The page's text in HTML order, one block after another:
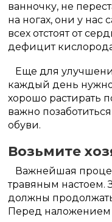
ванночку, не
на ногах, они у
всех отстоят от
дефицит
Еще для
каждый день
хорошо растирать
важно
обуви.
Возьмите
Важнейшая
травяным настоем.
должны
Перед наложением